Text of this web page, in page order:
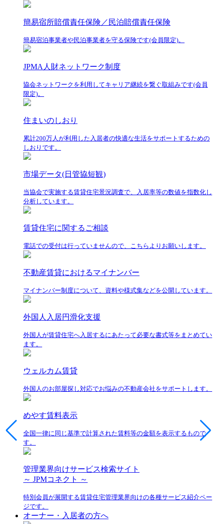
簡易宿所賠償責任保険／民泊賠償責任保険
簡易宿泊事業者や民泊事業者を守る保険です(会員限定)。
JPMA人財ネットワーク制度
協会ネットワークを利用してキャリア継続を繋ぐ取組みです(会員
限定)。
住まいのしおり
累計200万人が利用した入居者の快適な生活をサポートするための
しおりです。
市場データ(日管協短観)
当協会で実施する賃貸住宅景況調査で、入居率等の数値を指数化し
分析しています。
賃貸住宅に関するご相談
電話での受付は行っていませんので、こちらよりお願いします。
不動産賃貸におけるマイナンバー
マイナンバー制度について、資料や様式集などを公開しています。
外国人入居円滑化支援
外国人が賃貸住宅へ入居するにあたって必要な書式等をまとめてい
ます。
ウェルカム賃貸
外国人のお部屋探し対応でお悩みの不動産会社をサポートします。
めやす賃料表示
全国一律に同じ基準で計算された賃料等の金額を表示するもので
す。
管理業界向けサービス検索サイト
～ JPMコネクト ～
特別会員が展開する賃貸住宅管理業界向けの各種サービス紹介ペー
ジです。
オーナー・入居者の方へ